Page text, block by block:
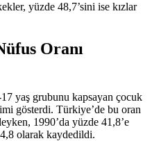
yüzde 48,7’sini ise kızlar
Oranı
yaş grubunu kapsayan çocuk
gösterdi. Türkiye’de bu oran
1990’da yüzde 41,8’e
olarak kaydedildi.